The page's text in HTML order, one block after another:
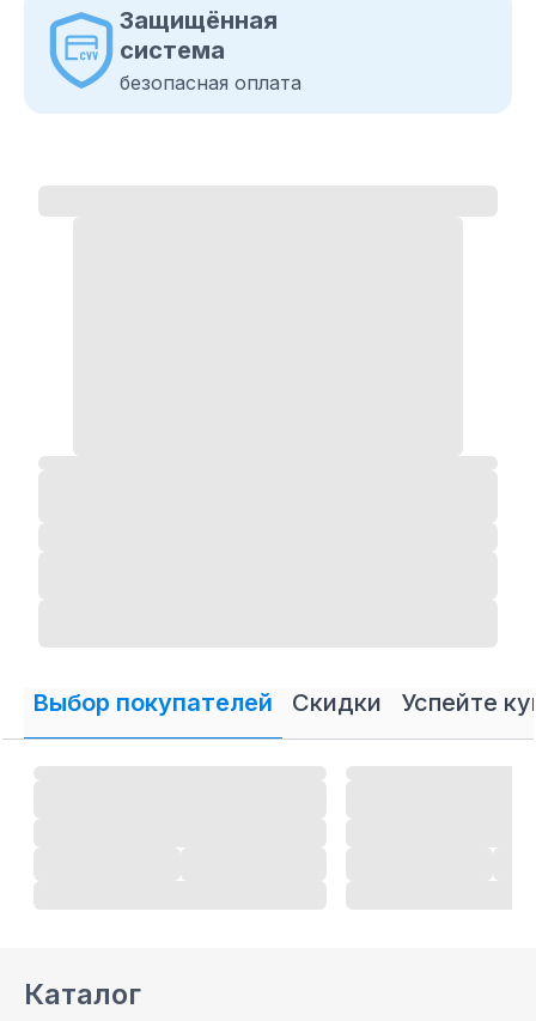
Защищённая
система
безопасная оплата
Выбор покупателей Скидки Успейте
Каталог